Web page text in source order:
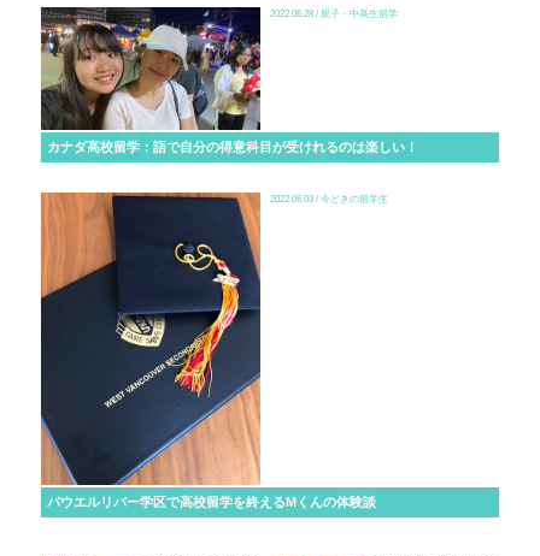
2022.06.28 / 親子・中高生留学
カナダ高校留学：語で自分の得意科目が受けれるのは楽しい！
2022.06.03 / 今どきの留学生
パウエルリバー学区で高校留学を終えるMくんの体験談